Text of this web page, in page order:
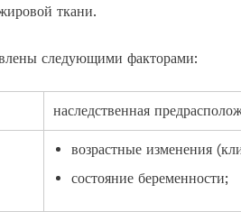
ткани.
следующими факторами:
наследственная
возрастные изменения
состояние беременности;